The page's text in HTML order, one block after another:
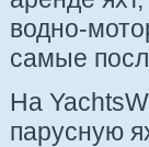
водно-
самые
На
парусную